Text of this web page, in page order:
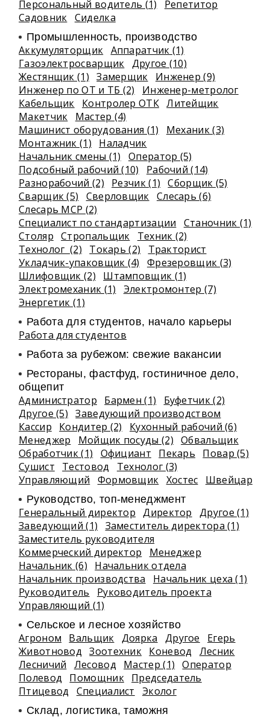
Персональный водитель (1)
Репетитор
Садовник Сиделка
Промышленность, производство
Аккумуляторщик Аппаратчик (1)
Газоэлектросварщик Другое (10)
Жестянщик (1)
Замерщик
Инженер (9)
Инженер по ОТ и ТБ (2)
Инженер-метролог
Кабельщик
Контролер ОТК Литейщик
Макетчик
Мастер (4)
Машинист оборудования (1)
Механик (3)
Монтажник (1)
Наладчик
Начальник смены (1)
Оператор (5)
Подсобный рабочий (10)
Рабочий (14)
Разнорабочий (2)
Резчик (1)
Сборщик (5)
Сварщик (5)
Сверловщик Слесарь (6)
Слесарь МСР (2)
Специалист по стандартизации
Станочник (1)
Столяр Стропальщик
Техник (2)
Технолог (2)
Токарь (2)
Тракторист
Укладчик-упаковщик (4)
Фрезеровщик (3)
Шлифовщик (2)
Штамповщик (1)
Электромеханик (1)
Электромонтер (7)
Энергетик (1)
Работа для студентов, начало карьеры
Работа для студентов
Работа за рубежом: свежие вакансии
Рестораны, фастфуд, гостиничное дело,
общепит
Администратор Бармен (1)
Буфетчик (2)
Другое (5)
Заведующий производством
Кассир
Кондитер (2)
Кухонный рабочий (6)
Менеджер
Мойщик посуды (2) Обвальщик
Обработчик (1)
Официант Пекарь
Повар (5)
Сушист
Тестовод
Технолог (3)
Управляющий
Формовщик Хостес Швейцар
Руководство, топ-менеджмент
Генеральный директор Директор
Другое (1)
Заведующий (1)
Заместитель директора (1)
Заместитель руководителя
Коммерческий директор
Менеджер
Начальник (6)
Начальник отдела
Начальник производства
Начальник цеха (1)
Руководитель
Руководитель проекта
Управляющий (1)
Сельское и лесное хозяйство
Агроном Вальщик Доярка Другое
Егерь
Животновод
Зоотехник Коневод
Лесник
Лесничий
Лесовод Мастер (1)
Оператор
Полевод
Помощник Председатель
Птицевод
Специалист Эколог
Склад, логистика, таможня